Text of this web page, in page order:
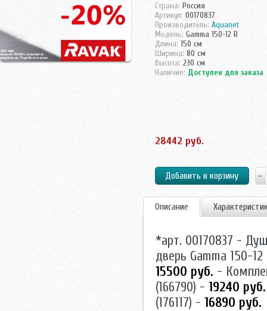
Страна: Россия
Артикул: 00170837
Производитель: Aquanet
Модель: Gamma 150-12 R
Длина: 150 см
Ширина: 80 см
Высота: 230 см
Наличие: Доступен для заказа
28442 руб.
Описание
*арт. 00170837 -
дверь Gamma 150-
15500 руб. -
(166790) - 19240 руб.
(176117) - 16890 руб.